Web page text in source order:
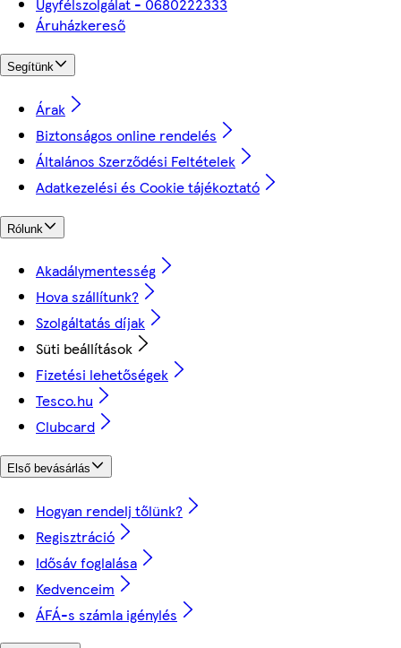
Ügyfélszolgálat - 0680222333
Áruházkereső
Segítünk
Árak
Biztonságos online rendelés
Általános Szerződési Feltételek
Adatkezelési és Cookie tájékoztató
Rólunk
Akadálymentesség
Hova szállítunk?
Szolgáltatás díjak
Süti beállítások
Fizetési lehetőségek
Tesco.hu
Clubcard
Első bevásárlás
Hogyan rendelj tőlünk?
Regisztráció
Idősáv foglalása
Kedvenceim
ÁFÁ-s számla igénylés